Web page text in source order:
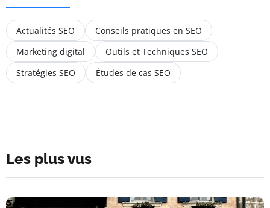
Actualités SEO
Conseils pratiques en SEO
Marketing digital
Outils et Techniques SEO
Stratégies SEO
Études de cas SEO
Les plus vus